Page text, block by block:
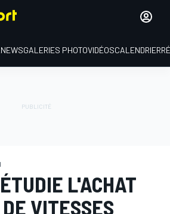
NEWSGALERIES PHOTOVIDÉOSCALENDRIER
L'ACHAT
VITESSES